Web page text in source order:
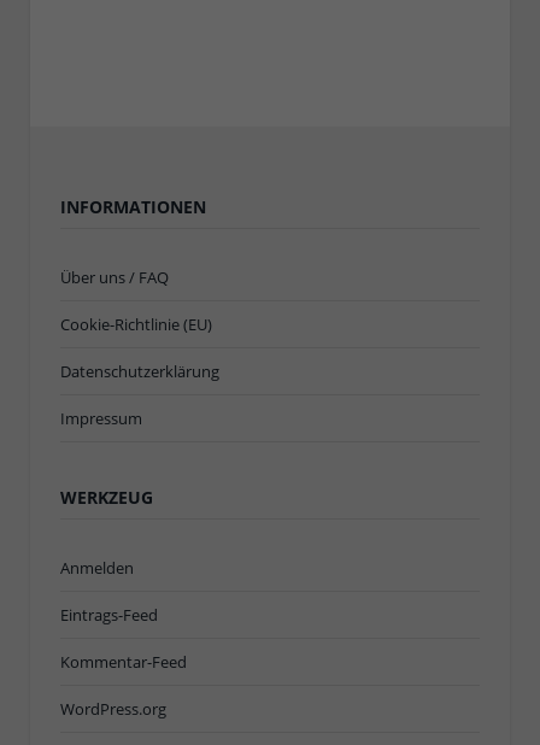
INFORMATIONEN
Über uns / FAQ
Cookie-Richtlinie (EU)
Datenschutzerklärung
Impressum
WERKZEUG
Anmelden
Eintrags-Feed
Kommentar-Feed
WordPress.org